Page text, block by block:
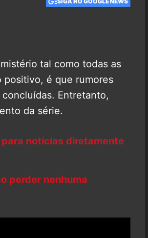
tal como todas as
positivo, é que rumores
Entretanto,
da série.
notícias diretamente
perder nenhuma